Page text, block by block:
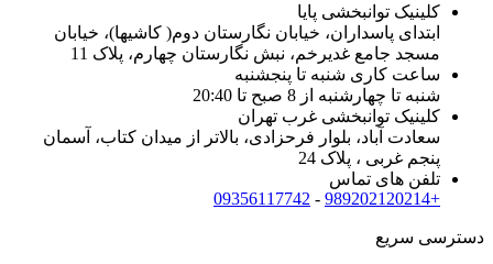
کلینیک توانبخشی پایا
ابتدای پاسداران، خیابان نگارستان دوم( کاشیها)، خیابان
مسجد جامع غدیرخم، نبش نگارستان چهارم، پلاک 11
ساعت کاری شنبه تا پنجشنبه
شنبه تا چهارشنبه از 8 صبح تا 20:40
کلینیک توانبخشی غرب تهران
سعادت آباد، بلوار فرحزادی، بالاتر از میدان کتاب، آسمان
پنجم غربی ، پلاک 24
تلفن های تماس
+989202120214
-
09356117742
دسترسی سریع